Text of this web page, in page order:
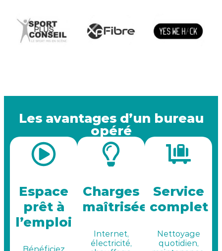
Les avantages d’un bureau
opéré
Espace
prêt à
l’emploi
Charges
maîtrisées
Internet,
électricité,
Service
complet
Nettoyage
quotidien,